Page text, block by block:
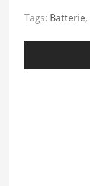
Tags: Batterie,